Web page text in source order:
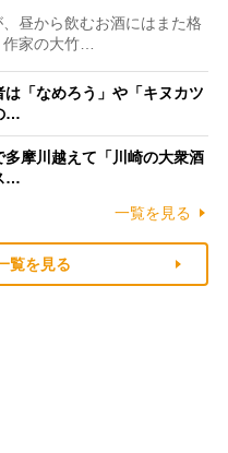
昼から飲むお酒にはまた格
家の大竹…
は「なめろう」や「キヌカツ
…
多摩川越えて「川崎の大衆酒
…
一覧を見る
覧を見る